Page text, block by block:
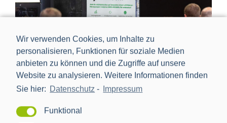
Wir verwenden Cookies, um Inhalte zu
personalisieren, Funktionen für soziale Medien
anbieten zu können und die Zugriffe auf unsere
Website zu analysieren. Weitere Informationen finden
Sie hier: Datenschutz - Impressum
Funktional
BOSCH Home Comfort Group auf dem PPC Kundentreffen
2024